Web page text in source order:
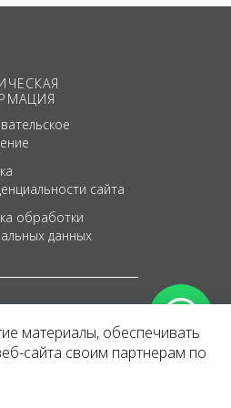
сайта
обработки
данных
материалы, обеспечивать
сайта своим партнерам по